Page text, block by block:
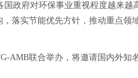
府对环保事业重视程度越来越
落实节能优先方针，推动重点
联合举办，将邀请国内外知